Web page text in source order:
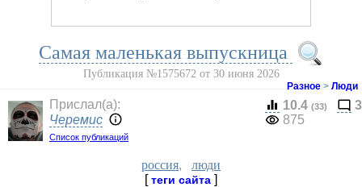
Самая маленькая выпускница
Публикация №1575672 от 30 июня 2026
Разное > Люди
Прислал(a):
Черемис
Список публикаций
10.4 (33)
3
875
россия, люди
[теги сайта ]